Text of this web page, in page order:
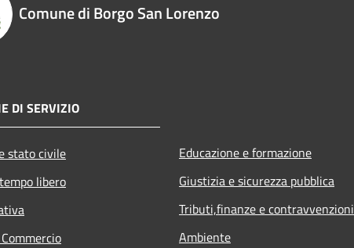
Comune di Borgo San Lorenzo
DI SERVIZIO
stato civile
libero
Educazione e formazione
Giustizia e sicurezza pubblica
Tributi,finanze e contravvenzioni
Ambiente